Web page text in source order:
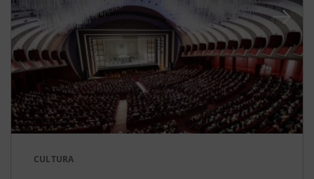
CULTURA